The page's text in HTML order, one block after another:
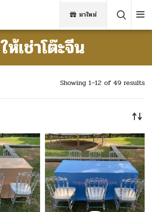
มาใหม่
ให้เช่าโต๊ะจีน
Showing 1–12 of 49 results